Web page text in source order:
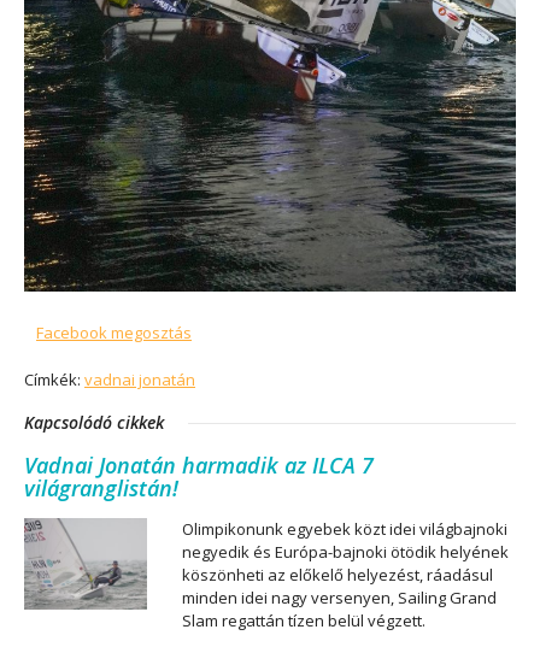
Facebook megosztás
Címkék: vadnai jonatán
Kapcsolódó cikkek
Vadnai Jonatán harmadik az ILCA 7
világranglistán!
Olimpikonunk egyebek közt idei világbajnoki
negyedik és Európa-bajnoki ötödik helyének
köszönheti az előkelő helyezést, ráadásul
minden idei nagy versenyen, Sailing Grand
Slam regattán tízen belül végzett.